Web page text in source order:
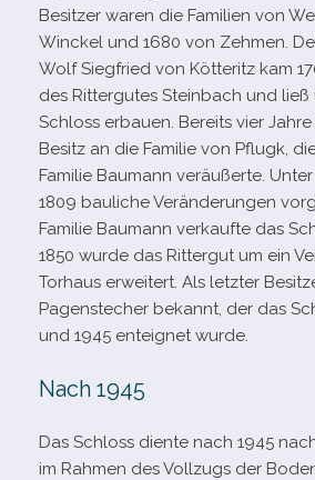
Besitzer waren die Familien von
Winckel und 1680 von Zehmen.
Wolf Siegfried von Kötteritz kam
des Rittergutes Steinbach und ließ
Schloss erbauen. Bereits vier
Besitz an die Familie von Pflugk,
Familie Baumann ver­äu­ßerte.
1809 bau­li­che Veränderungen
Familie Baumann ver­kaufte das
1850 wurde das Rittergut um ein
Torhaus erwei­tert. Als letz­ter
Pagenstecher bekannt, der das
und 1945 ent­eig­net wurde.
Nach 1945
Das Schloss diente nach 1945
im Rahmen des Vollzugs der